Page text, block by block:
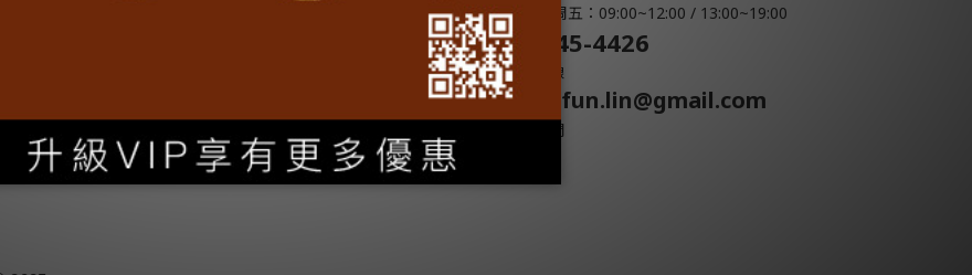
Instagram
周一 ~ 周五：09:00~12:00 / 13:00~19:00
07-345-4426
服務專線
morefun.lin@gmail.com
聯絡我們